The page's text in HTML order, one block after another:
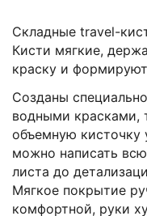
Складные travel-
Кисти мягкие,
краску и
Созданы
водными красками,
объемную кисточку
можно написать
листа до
Мягкое покрытие
комфортной, руки